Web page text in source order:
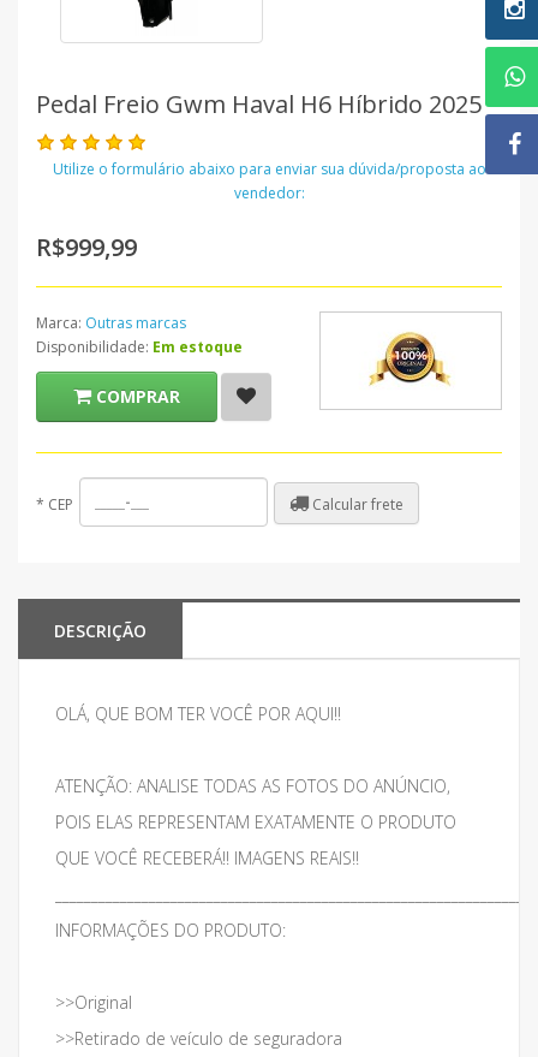
Pedal Freio Gwm Haval H6 Híbrido 2025
Utilize o formulário abaixo para enviar sua dúvida/proposta ao
vendedor:
R$999,99
Marca: Outras marcas
Disponibilidade: Em estoque
COMPRAR
* CEP Calcular frete
DESCRIÇÃO
OLÁ, QUE BOM TER VOCÊ POR AQUI!!
ATENÇÃO: ANALISE TODAS AS FOTOS DO ANÚNCIO,
POIS ELAS REPRESENTAM EXATAMENTE O PRODUTO
QUE VOCÊ RECEBERÁ!! IMAGENS REAIS!!
INFORMAÇÕES DO PRODUTO:
>>Original
>>Retirado de veículo de seguradora